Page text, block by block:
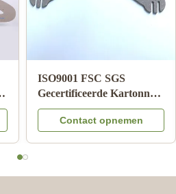
ISO9001 FSC SGS
Gecertificeerde Kartonnen
Ondergoedhangers met
100% Gerecycled Papier
Contact opnemen